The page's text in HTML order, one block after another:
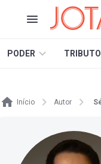
PODER
Início Autor